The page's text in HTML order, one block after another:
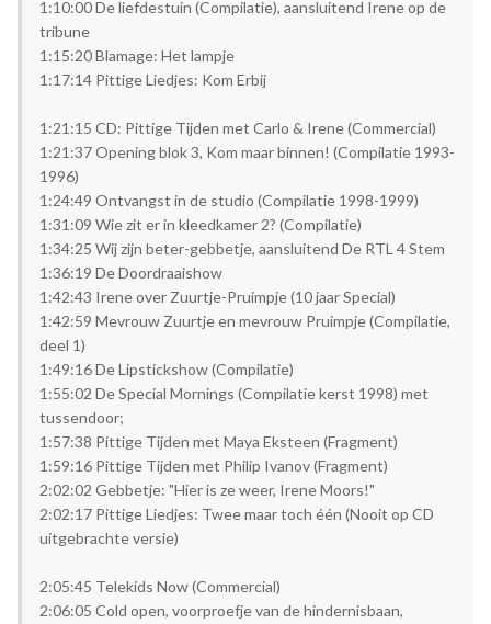
1:10:00 De liefdestuin (Compilatie), aansluitend Irene op de
tribune
1:15:20 Blamage: Het lampje
1:17:14 Pittige Liedjes: Kom Erbij
1:21:15 CD: Pittige Tijden met Carlo & Irene (Commercial)
1:21:37 Opening blok 3, Kom maar binnen! (Compilatie 1993-
1996)
1:24:49 Ontvangst in de studio (Compilatie 1998-1999)
1:31:09 Wie zit er in kleedkamer 2? (Compilatie)
1:34:25 Wij zijn beter-gebbetje, aansluitend De RTL 4 Stem
1:36:19 De Doordraaishow
1:42:43 Irene over Zuurtje-Pruimpje (10 jaar Special)
1:42:59 Mevrouw Zuurtje en mevrouw Pruimpje (Compilatie,
deel 1)
1:49:16 De Lipstickshow (Compilatie)
1:55:02 De Special Mornings (Compilatie kerst 1998) met
tussendoor;
1:57:38 Pittige Tijden met Maya Eksteen (Fragment)
1:59:16 Pittige Tijden met Philip Ivanov (Fragment)
2:02:02 Gebbetje: "Hier is ze weer, Irene Moors!"
2:02:17 Pittige Liedjes: Twee maar toch één (Nooit op CD
uitgebrachte versie)
2:05:45 Telekids Now (Commercial)
2:06:05 Cold open, voorproefje van de hindernisbaan,